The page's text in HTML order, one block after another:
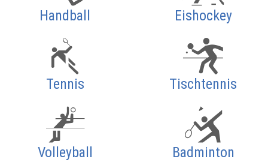
Handball Eishockey
Tennis Tischtennis
Volleyball Badminton